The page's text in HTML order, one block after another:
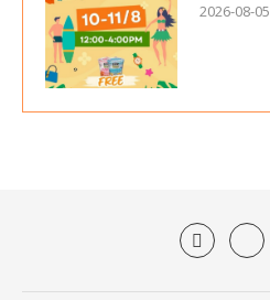
2026-08-05